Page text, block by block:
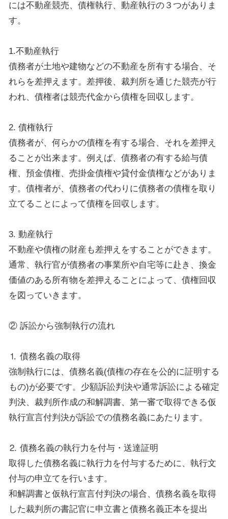
には不動産競売、債権執行、動産執行の３つがありま
す。
1.不動産執行
債務者が土地や建物などの不動産を所有する場合、そ
れらを差押えます。差押後、裁判所を通じた競売が行
われ、債権者は競売代金から債権を回収します。
2. 債権執行
債務者が、何らかの債権を有する場合、それを差押え
ることが出来ます。例えば、債務者の有する給与債
権、預金債権、売掛金債権や貸付金債権などがありま
す。債権者が、債務者の代わりに債務者の債権を取り
立てることによって債権を回収します。
3. 動産執行
不動産や債権の財産も差押えをすることができます。
通常、執行官が債務者の事業所や自宅等に赴き、換金
価値のある所有物を差押えることによって、債権回収
を図っていきます。
② 訴訟から強制執行の流れ
⒈ 債務名義の取得
強制執行には、債務名義(債権の存在を公的に証明する
もの)が必要です。少額訴訟判決や通常訴訟による確定
判決、裁判所作成の和解調書、第一審で取得できる仮
執行宣言付判決が訴訟での債務名義にあたります。
⒉ 債務名義の執行力を付与・送達証明
取得した債務名義に執行力を付与するために、執行文
付与の申立てを行います。
和解調書と仮執行宣言付判決の場合、債務名義を取得
した裁判所の書記官に申立書と債務名義正本を提出